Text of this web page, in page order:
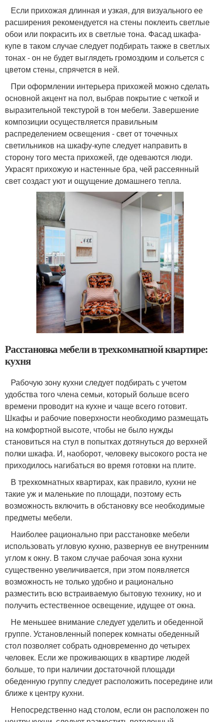
Если прихожая длинная и узкая, для визуального ее
расширения рекомендуется на стены поклеить светлые
обои или покрасить их в светлые тона. Фасад шкафа-
купе в таком случае следует подбирать также в светлых
тонах - он не будет выглядеть громоздким и сольется с
цветом стены, спрячется в ней.
При оформлении интерьера прихожей можно сделать
основной акцент на пол, выбрав покрытие с четкой и
выразительной текстурой в тон мебели. Завершение
композиции осуществляется правильным
распределением освещения - свет от точечных
светильников на шкафу-купе следует направить в
сторону того места прихожей, где одеваются люди.
Украсят прихожую и настенные бра, чей рассеянный
свет создаст уют и ощущение домашнего тепла.
Расстановка мебели в трехкомнатной квартире:
кухня
Рабочую зону кухни следует подбирать с учетом
удобства того члена семьи, который больше всего
времени проводит на кухне и чаще всего готовит.
Шкафы и рабочие поверхности необходимо размещать
на комфортной высоте, чтобы не было нужды
становиться на стул в попытках дотянуться до верхней
полки шкафа. И, наоборот, человеку высокого роста не
приходилось нагибаться во время готовки на плите.
В трехкомнатных квартирах, как правило, кухни не
такие уж и маленькие по площади, поэтому есть
возможность включить в обстановку все необходимые
предметы мебели.
Наиболее рационально при расстановке мебели
использовать угловую кухню, развернув ее внутренним
углом к окну. В таком случае рабочая зона кухни
существенно увеличивается, при этом появляется
возможность не только удобно и рационально
разместить всю встраиваемую бытовую технику, но и
получить естественное освещение, идущее от окна.
Не меньшее внимание следует уделить и обеденной
группе. Установленный поперек комнаты обеденный
стол позволяет собрать одновременно до четырех
человек. Если же проживающих в квартире людей
больше, то при наличии достаточной площади
обеденную группу следует расположить посередине или
ближе к центру кухни.
Непосредственно над столом, если он расположен по